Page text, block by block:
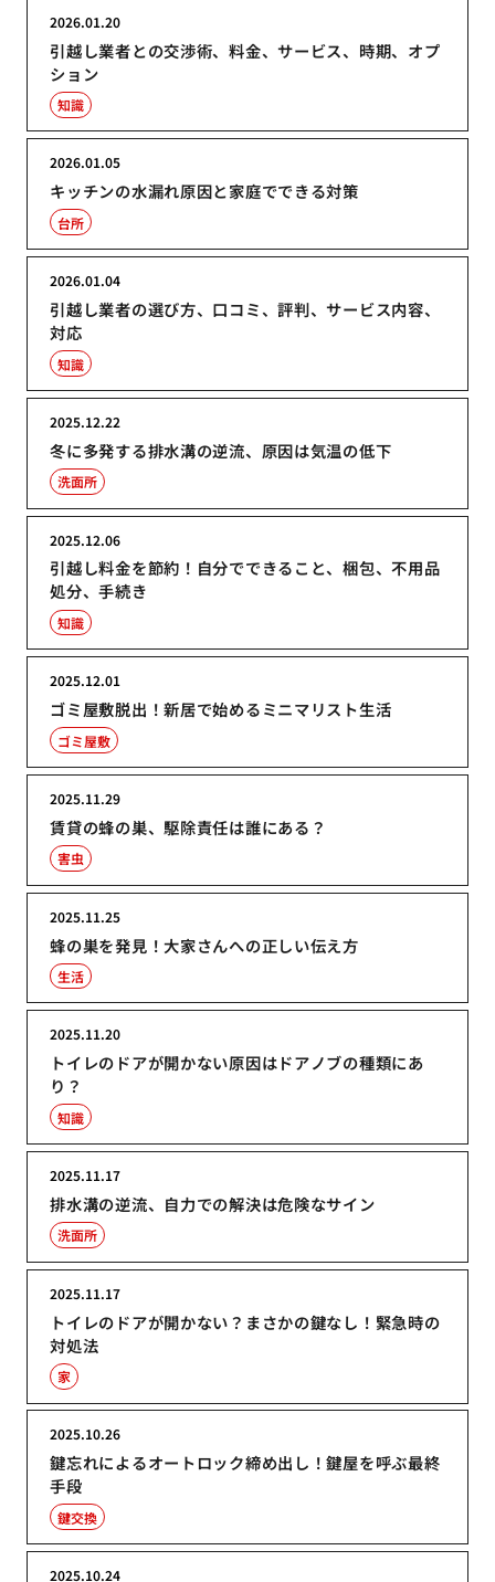
引越し業者との交渉術、料金、サービス、時期、オプ
ション
2026.01.20
知識
キッチンの水漏れ原因と家庭でできる対策
2026.01.05
台所
引越し業者の選び方、口コミ、評判、サービス内容、
対応
2026.01.04
知識
冬に多発する排水溝の逆流、原因は気温の低下
2025.12.22
洗面所
引越し料金を節約！自分でできること、梱包、不用品
処分、手続き
2025.12.06
知識
ゴミ屋敷脱出！新居で始めるミニマリスト生活
2025.12.01
ゴミ屋敷
賃貸の蜂の巣、駆除責任は誰にある？
2025.11.29
害虫
蜂の巣を発見！大家さんへの正しい伝え方
2025.11.25
生活
トイレのドアが開かない原因はドアノブの種類にあ
り？
2025.11.20
知識
排水溝の逆流、自力での解決は危険なサイン
2025.11.17
洗面所
トイレのドアが開かない？まさかの鍵なし！緊急時の
対処法
2025.11.17
家
鍵忘れによるオートロック締め出し！鍵屋を呼ぶ最終
手段
2025.10.26
鍵交換
2025.10.24